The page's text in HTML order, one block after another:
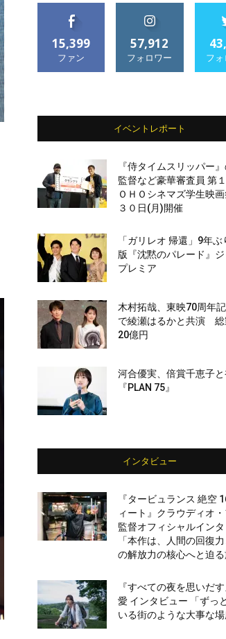
15,399
ファン
57,912
フォロワー フ
イベントレポート
『侍タイムスリッパー
監督など豪華審査員 第
ＯＨＯシネマズ学生映画
３０日(月)開催
「ガリレオ 帰還」9年
版『沈黙のパレード』
プレミア
木村拓哉、東映70周年
で綾瀬はるかと共演 総
20億円
河合優実、倍賞千恵子
『PLAN 75』
インタビュー
『タービュランス 絶空
ィート』クラウディオ
監督オフィシャルイン
「本作は、人間の回復
の解放力の核心へと迫る
『すべての夜を思いだ
愛 インタビュー 「ずっ
いる街のような大事な場